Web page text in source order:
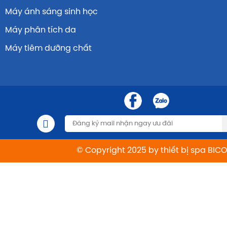
Máy ánh sáng sinh học
Máy phân tích da
Máy tiêm dưỡng chất
© Copyright 2025 by thiết bị spa BICO